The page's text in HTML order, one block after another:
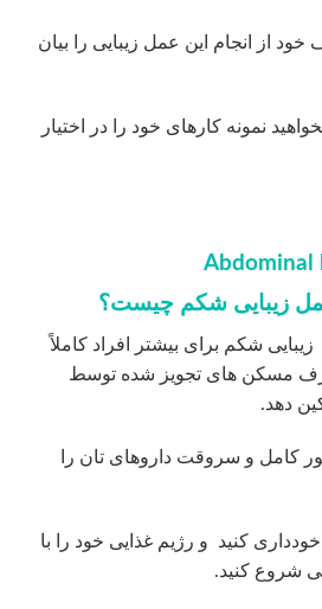
از انجام این عمل زیبایی را بیان
نمونه کارهای خود را در اختیار
زیبایی شکم چیست؟
شکم برای بیشتر افراد کاملاً
مسکن های تجویز شده توسط
دهد.
کامل و سروقت داروهای تان را
کنید و رژیم غذایی خود را با
شروع کنید.